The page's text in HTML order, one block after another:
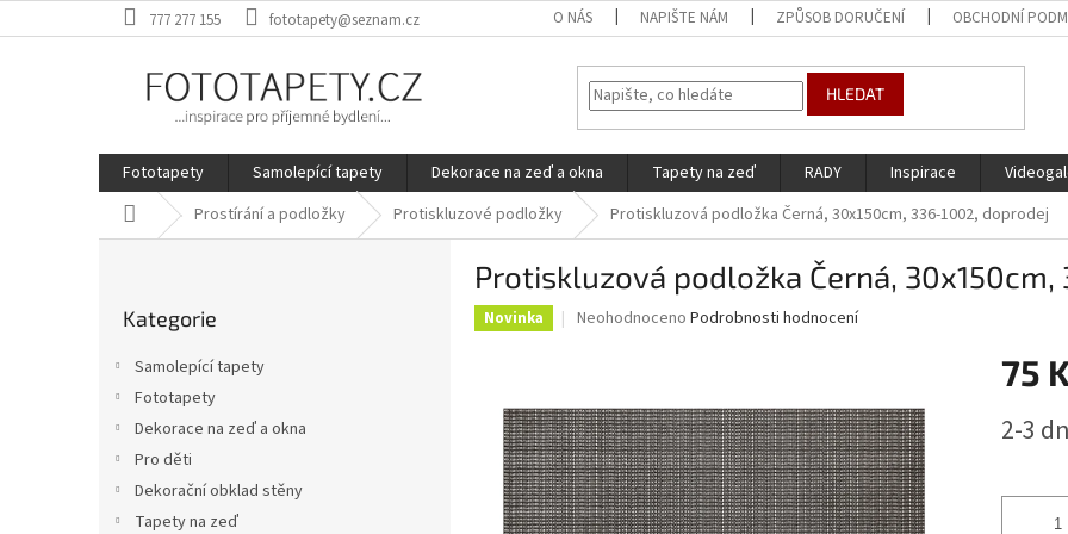
na
777 277 155 fototapety@seznam.cz O NÁS NAPIŠTE NÁM ZPŮSOB DORUČENÍ OBCHODNÍ
HLEDAT
Fototapety Samolepící tapety Dekorace na zeď a okna Tapety na zeď RADY Inspirace
Domů Prostírání a podložky Protiskluzové podložky Protiskluzová podložka Černá, 30x150cm, 336-1002, doprodej
kategorie
Kategorie
Samolepící tapety
Fototapety
Dekorace na zeď a okna
Pro děti
Dekorační obklad stěny
Tapety na zeď
Protiskluzová podložka Černá,
Novinka
Průměrné
0,0
z
5
hvězdiček.
Neohodnoceno Podrobnosti hodnocení
75
cena:
2-3